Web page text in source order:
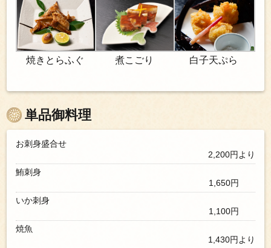
焼きとらふぐ 煮こごり 白子天ぷら
単品御料理
お刺身盛合せ
2,200円より
鮪刺身
1,650円
いか刺身
1,100円
焼魚
1,430円より